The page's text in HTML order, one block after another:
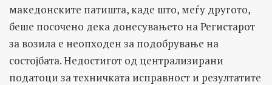
македонските патишта, каде што, меѓу другото,
беше посочено дека донесувањето на Регистарот
за возила е неопходен за подобрување на
состојбата. Недостигот од централизирани
податоци за техничката исправност и резултатите